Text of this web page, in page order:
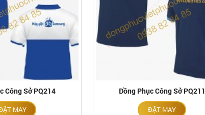
Công Sở PQ214
MAY
Đồng Phục Công Sở PQ211
ĐẶT MAY